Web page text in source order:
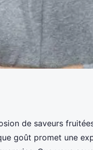
de saveurs
goût promet une